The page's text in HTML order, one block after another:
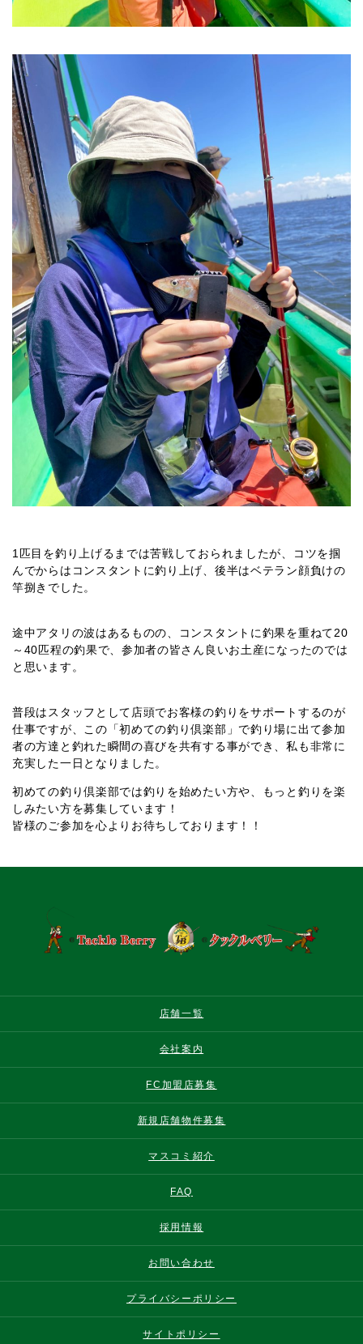
1匹目を釣り上げるまでは苦戦しておられましたが、コツを掴
んでからはコンスタントに釣り上げ、後半はベテラン顔負けの
竿捌きでした。
途中アタリの波はあるものの、コンスタントに釣果を重ねて20
～40匹程の釣果で、参加者の皆さん良いお土産になったのでは
と思います。
普段はスタッフとして店頭でお客様の釣りをサポートするのが
仕事ですが、この「初めての釣り倶楽部」で釣り場に出て参加
者の方達と釣れた瞬間の喜びを共有する事ができ、私も非常に
充実した一日となりました。
初めての釣り倶楽部では釣りを始めたい方や、もっと釣りを楽
しみたい方を募集しています！
皆様のご参加を心よりお待ちしております！！
店舗一覧
会社案内
FC加盟店募集
新規店舗物件募集
マスコミ紹介
FAQ
採用情報
お問い合わせ
プライバシーポリシー
サイトポリシー